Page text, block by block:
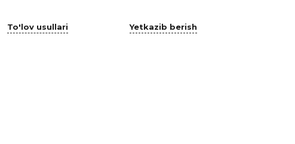
To'lov usullari Yetkazib berish